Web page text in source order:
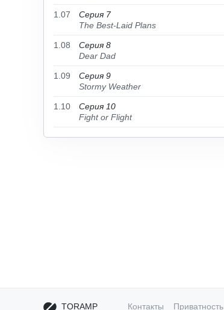
1.07
Серия 7
The Best-Laid Plans
1.08
Серия 8
Dear Dad
1.09
Серия 9
Stormy Weather
1.10
Серия 10
Fight or Flight
TORAMP Контакты Приватность